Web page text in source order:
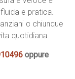
e pratica.
o chiunque
quotidiana.
oppure